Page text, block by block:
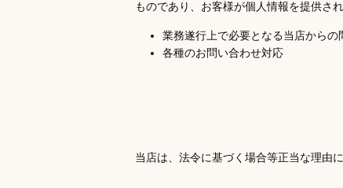
ものであり、お客様が個人情報を提供さ
業務遂行上で必要となる当店から
各種のお問い合わせ対応
当店は、法令に基づく場合等正当な理由